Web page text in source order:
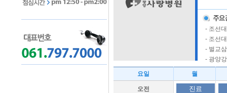
- 조선
- 조선
- 벌교
- 광양
요일 월
오전 진료